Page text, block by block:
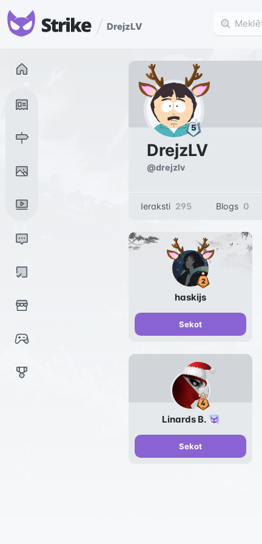
DrejzLV
DrejzLV
@drejzlv
Ieraksti 295 Blogs 0
haskijs
Sekot
Linards B.
Sekot